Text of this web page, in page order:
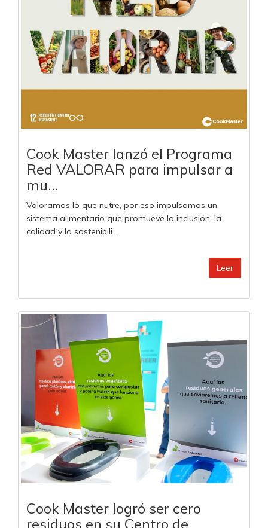
Cook Master lanzó el Programa
Red VALORAR para impulsar a
mu...
Valoramos lo que nutre, por eso impulsamos un
sistema alimentario que promueve la inclusión, la
calidad y la sostenibili...
Leer
Cook Master logró ser cero
residuos en su Centro de